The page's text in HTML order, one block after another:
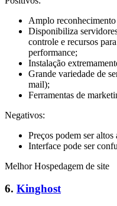
Amplo
Disponibiliza
controle e recursos
performance;
Instalação
Grande variedade de
mail);
Ferramentas de
Negativos:
Preços podem ser
Interface pode ser
Melhor Hospedagem de site
6. Kinghost